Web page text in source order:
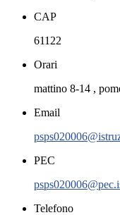
CAP
61122
Orari
mattino 8-14 ,
Email
PEC
Telefono